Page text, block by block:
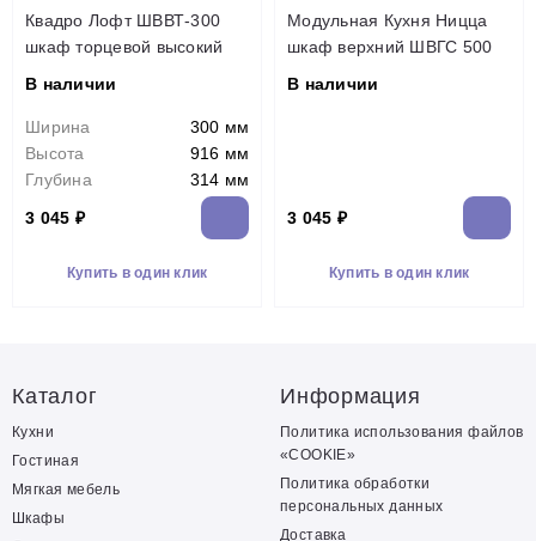
Квадро Лофт ШВВТ-300
шкаф торцевой высокий
В наличии
Ширина
300 мм
Высота
916 мм
Глубина
314 мм
3 045 ₽
Купить в один клик
Модульная Кухня Ницца
шкаф верхний ШВГС 500
В наличии
3 045 ₽
Купить в один клик
Каталог
Кухни
Гостиная
Мягкая мебель
Шкафы
Информация
Политика использования файлов
«COOKIE»
Политика обработки
персональных данных
Доставка